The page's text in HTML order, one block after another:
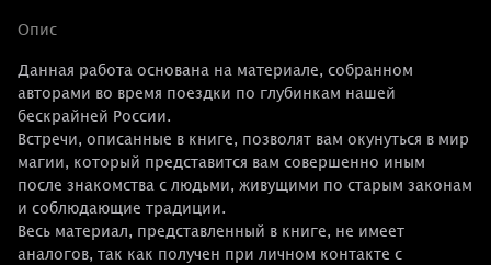
Опис
Данная работа основана на материале, собранном
авторами во время поездки по глубинкам нашей
бескрайней России.
Встречи, описанные в книге, позволят вам окунуться в мир
магии, который представится вам совершенно иным
после знакомства с людьми, живущими по старым законам
и соблюдающие традиции.
Весь материал, представленный в книге, не имеет
аналогов, так как получен при личном контакте с